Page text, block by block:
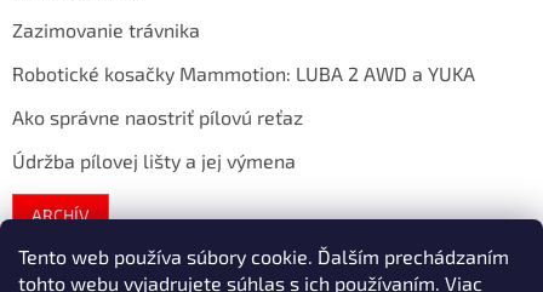
Tento web používa súbory cookie. Ďalším prechádzaním
tohto webu vyjadrujete súhlas s ich používaním. Viac
Zazimovanie trávnika
Robotické kosačky Mammotion: LUBA 2 AWD a YUKA
Ako správne naostriť pílovú reťaz
Údržba pílovej lišty a jej výmena
ARCHÍV